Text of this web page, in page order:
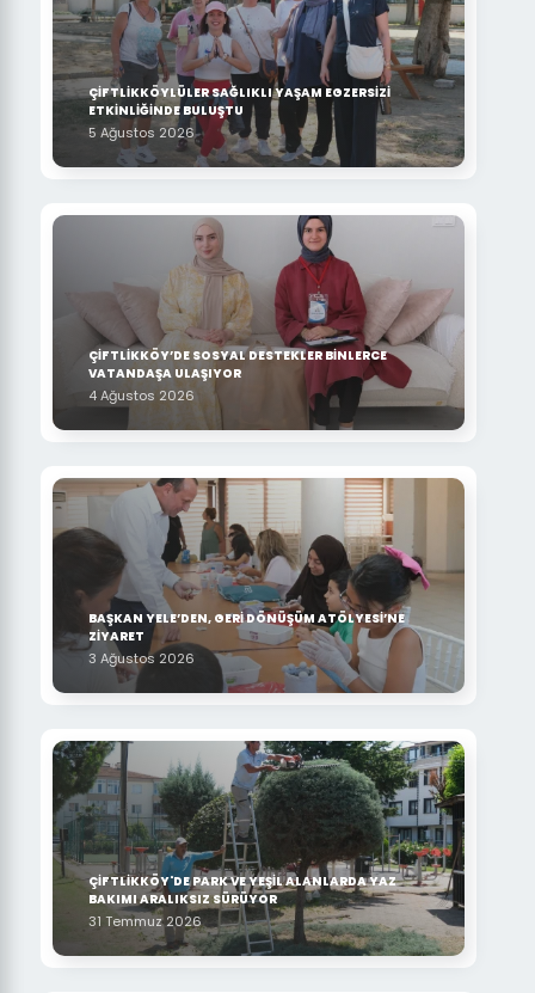
ÇİFTLİKKÖYLÜLER SAĞLIKLI YAŞAM EGZERSİZİ
ETKİNLİĞİNDE BULUŞTU
5 Ağustos 2026
ÇİFTLİKKÖY’DE SOSYAL DESTEKLER BİNLERCE
VATANDAŞA ULAŞIYOR
4 Ağustos 2026
BAŞKAN YELE’DEN, GERİ DÖNÜŞÜM ATÖLYESİ’NE
ZİYARET
3 Ağustos 2026
ÇİFTLİKKÖY'DE PARK VE YEŞİL ALANLARDA YAZ
BAKIMI ARALIKSIZ SÜRÜYOR
31 Temmuz 2026